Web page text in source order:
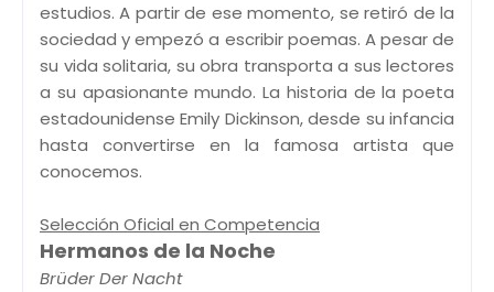
estudios. A partir de ese momento, se retiró de la
sociedad y empezó a escribir poemas. A pesar de
su vida solitaria, su obra transporta a sus lectores
a su apasionante mundo. La historia de la poeta
estadounidense Emily Dickinson, desde su infancia
hasta convertirse en la famosa artista que
conocemos.
Selección Oficial en Competencia
Hermanos de la Noche
Brüder Der Nacht